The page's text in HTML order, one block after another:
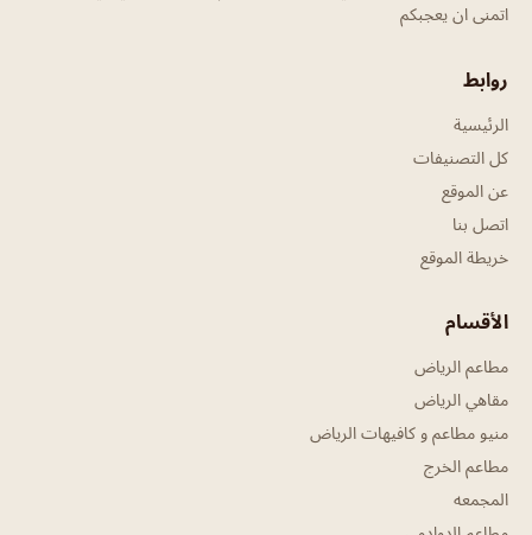
اتمنى ان يعجبكم
روابط
الرئيسية
كل التصنيفات
عن الموقع
اتصل بنا
خريطة الموقع
الأقسام
مطاعم الرياض
مقاهي الرياض
منيو مطاعم و كافيهات الرياض
مطاعم الخرج
المجمعه